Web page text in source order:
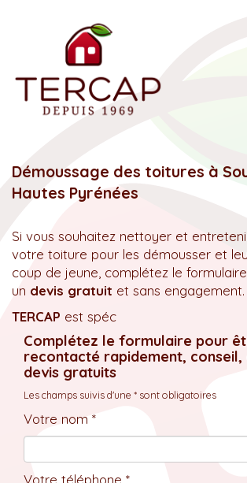
Démoussage des toitures à
Hautes Pyrénées
Si vous souhaitez nettoyer et
votre toiture pour les démousser et
coup de jeune, complétez le
un devis gratuit et sans engagement.
TERCAP est spéc
Complétez le formulaire pour
recontacté rapidement, conseil,
devis gratuits
Les champs suivis d'une * sont obligatoires
Votre nom *
Votre téléphone *